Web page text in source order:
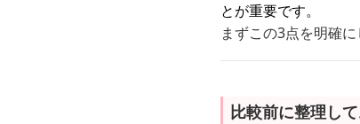
とが重要です。
まずこの3点を明確
比較前に整理し